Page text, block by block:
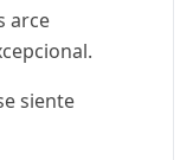
arce
siente